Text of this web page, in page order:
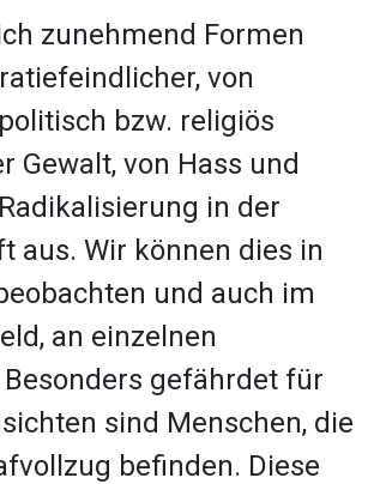
zunehmend Formen
von
bzw. religiös
Gewalt, von Hass und
in der
aus. Wir können dies in
und auch im
an einzelnen
gefährdet für
sind Menschen, die
befinden. Diese